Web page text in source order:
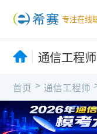
专注在线
通信工程师
首页 > 通信工程师